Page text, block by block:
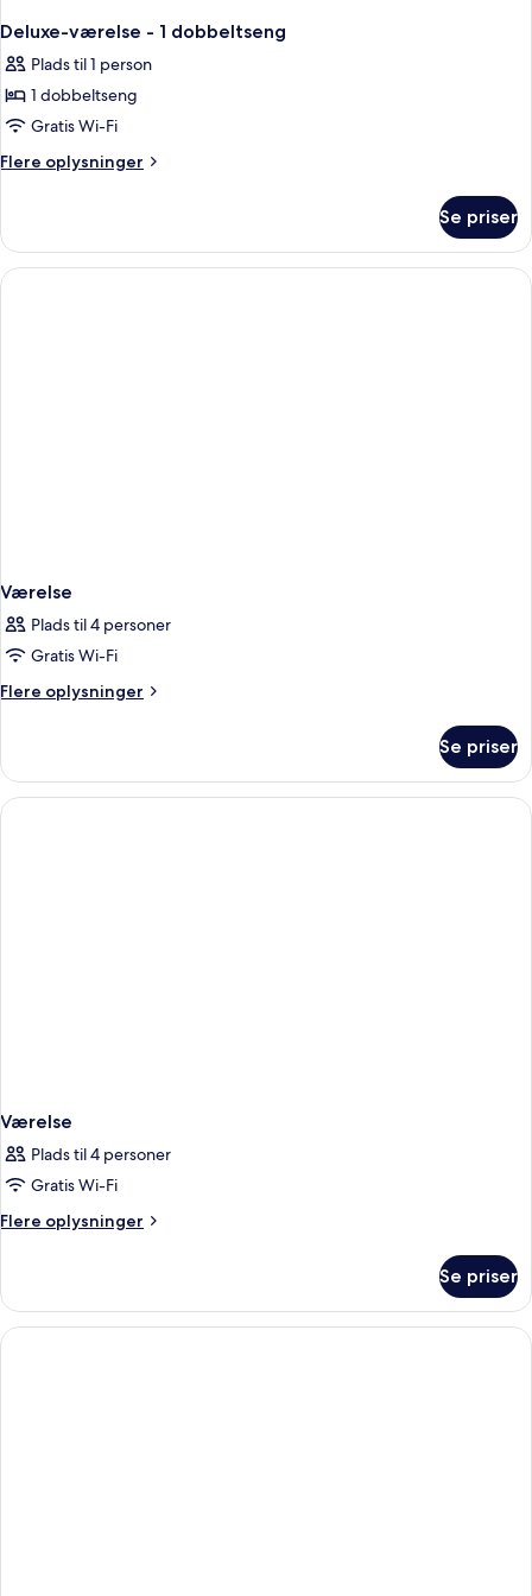
Deluxe-værelse - 1 dobbeltseng
Plads til 1 person
1 dobbeltseng
Gratis Wi-Fi
Flere oplysninger
Flere
værelse
1
Se priser
Værelse
Plads til 4 personer
Gratis Wi-Fi
Flere oplysninger
Flere
Se priser
Værelse
Plads til 4 personer
Gratis Wi-Fi
Flere oplysninger
Flere
Se priser